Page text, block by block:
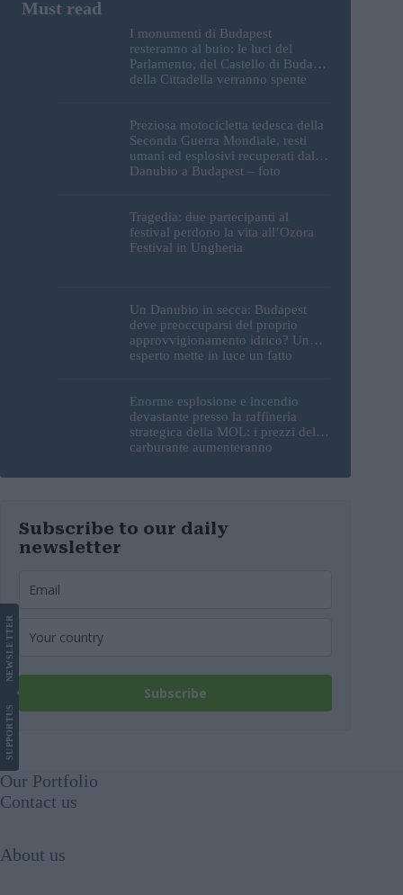
I monumenti di Budapest
resteranno al buio: le luci del
Parlamento, del Castello di Buda e
della Cittadella verranno spente
Preziosa motocicletta tedesca della
Seconda Guerra Mondiale, resti
umani ed esplosivi recuperati dal
Danubio a Budapest – foto
Tragedia: due partecipanti al
festival perdono la vita all’Ozora
Festival in Ungheria
Un Danubio in secca: Budapest
deve preoccuparsi del proprio
approvvigionamento idrico? Un
esperto mette in luce un fatto
Enorme esplosione e incendio
devastante presso la raffineria
strategica della MOL: i prezzi del
carburante aumenteranno
Subscribe to our daily
newsletter
Subscribe
SUPPORT
US
NEWS
LETTER
Our Portfolio
Contact us
About us